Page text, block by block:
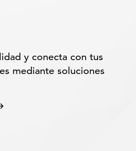
y conecta con tus
mediante soluciones